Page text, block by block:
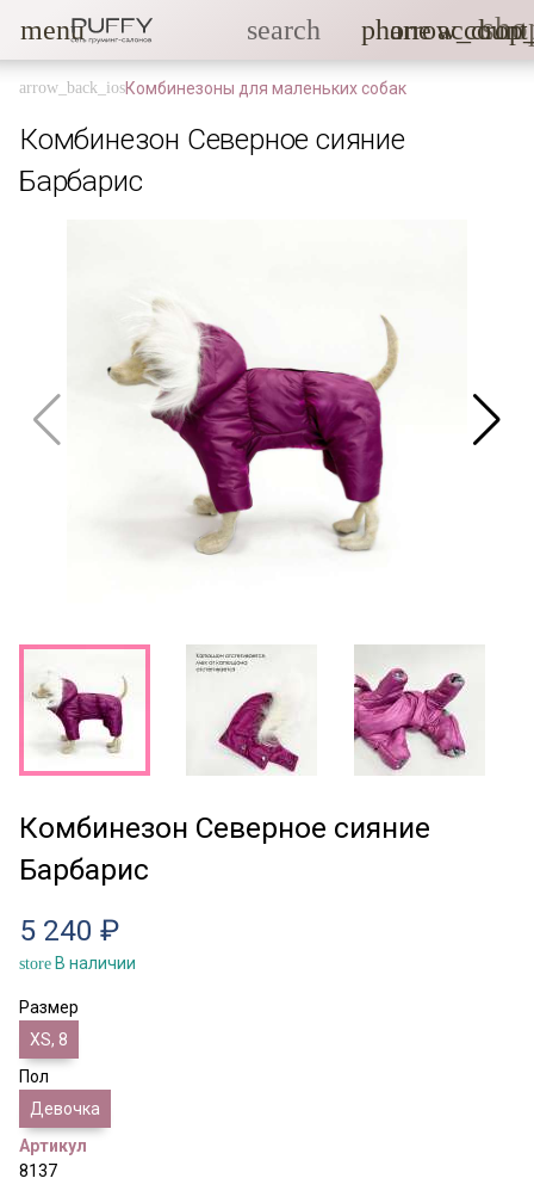
menu search phone
Комбинезоны для маленьких собак
Комбинезон Северное сияние
Барбарис
Комбинезон Северное сияние
Барбарис
5 240 ₽
store В наличии
Размер
XS, 8
Пол
Девочка
Артикул
8137